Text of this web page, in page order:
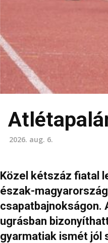
2026. aug. 6.
Közel kétszáz fiatal
észak-
csapatbajnokságon.
ugrásban
gyarmatiak ismét jól